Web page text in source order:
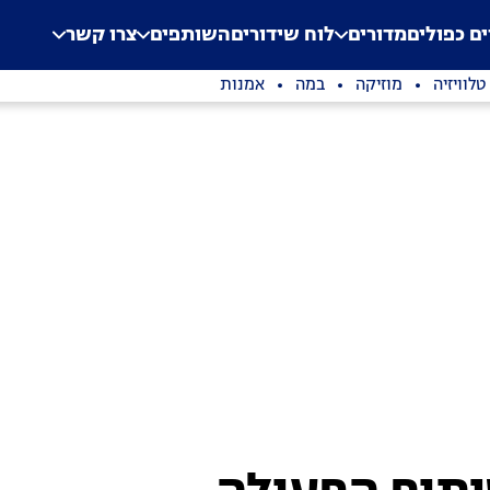
Application error: a
. כפוליםמדורים לוח שידוריםהשותפים צרו קשר
טלוויזיה מוזיקה במה אמנות